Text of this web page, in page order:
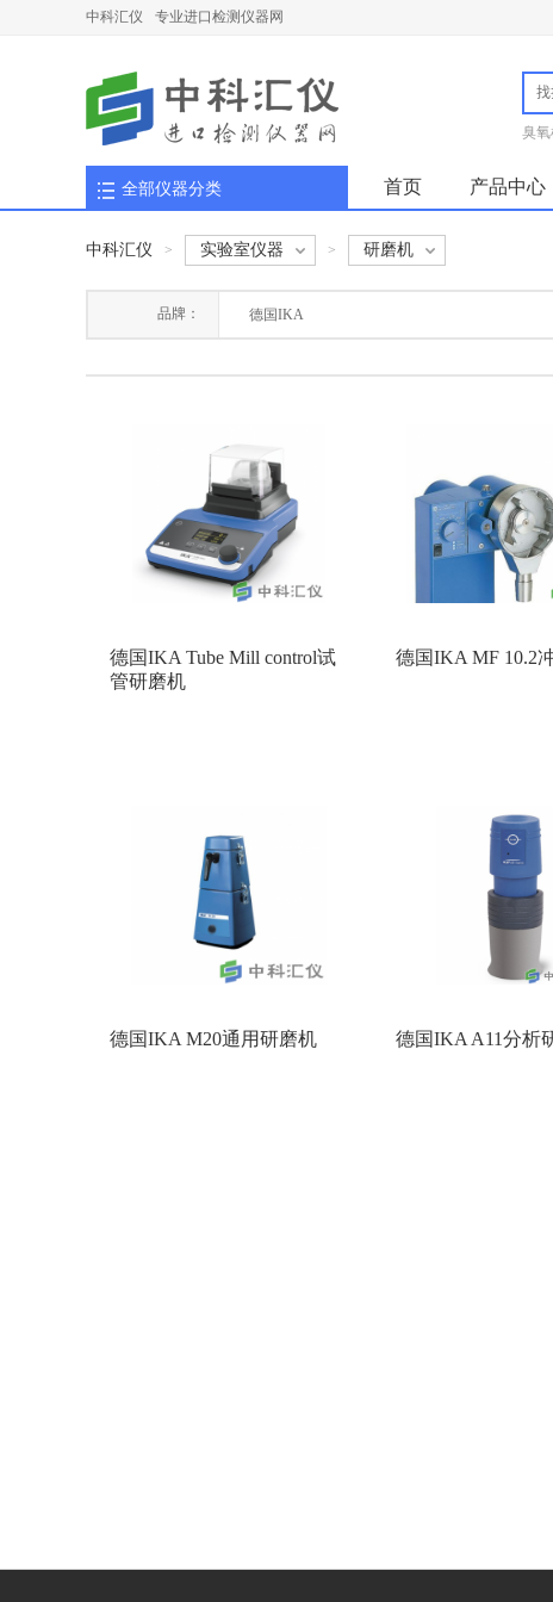
中科汇仪 专业进口检测仪器网
臭氧
首页 产品中心
全部仪器分类
中科汇仪 > 实验室仪器 > 研磨机
品牌： 德国IKA
德国IKA Tube Mill control试
管研磨机
德国IKA MF 10.2
德国IKA M20通用研磨机 德国IKA A11分析